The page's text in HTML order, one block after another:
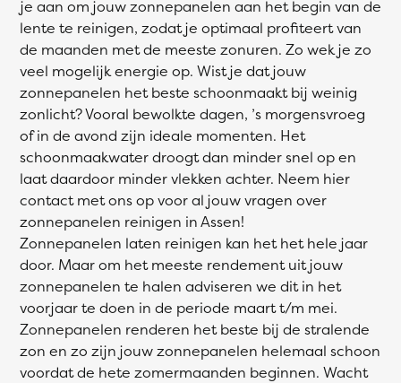
je aan om jouw zonnepanelen aan het begin van de
lente te reinigen, zodat je optimaal profiteert van
de maanden met de meeste zonuren. Zo wek je zo
veel mogelijk energie op. Wist je dat jouw
zonnepanelen het beste schoonmaakt bij weinig
zonlicht? Vooral bewolkte dagen, ’s morgensvroeg
of in de avond zijn ideale momenten. Het
schoonmaakwater droogt dan minder snel op en
laat daardoor minder vlekken achter. Neem hier
contact met ons op voor al jouw vragen over
zonnepanelen reinigen in Assen!
Zonnepanelen laten reinigen kan het het hele jaar
door. Maar om het meeste rendement uit jouw
zonnepanelen te halen adviseren we dit in het
voorjaar te doen in de periode maart t/m mei.
Zonnepanelen renderen het beste bij de stralende
zon en zo zijn jouw zonnepanelen helemaal schoon
voordat de hete zomermaanden beginnen. Wacht